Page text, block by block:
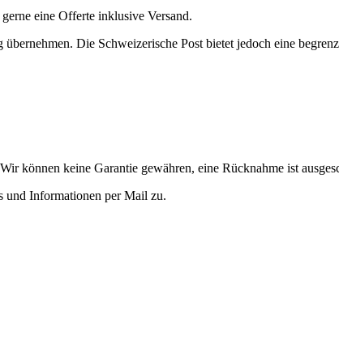
eine Offerte inklusive Versand.
Die Schweizerische Post bietet jedoch eine
können keine Garantie gewähren, eine Rücknahme ist
und Informationen per Mail zu.